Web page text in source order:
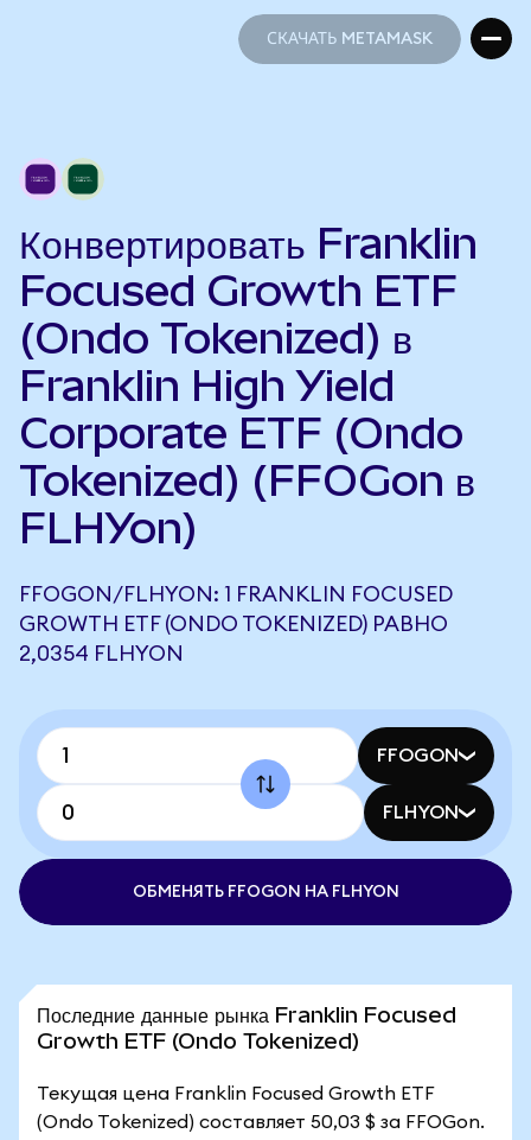
СКАЧАТЬ METAMASK
Конвертировать Franklin
Focused Growth ETF
(Ondo Tokenized) в
Franklin High Yield
Corporate ETF (Ondo
Tokenized) (FFOGon в
FLHYon)
FFOGON/FLHYON: 1 FRANKLIN FOCUSED
GROWTH ETF (ONDO TOKENIZED) РАВНО
2,0354 FLHYON
FFOGON
FLHYON
ОБМЕНЯТЬ FFOGON НА FLHYON
Последние данные рынка Franklin Focused
Growth ETF (Ondo Tokenized)
Текущая цена Franklin Focused Growth ETF
(Ondo Tokenized) составляет 50,03 $ за FFOGon.